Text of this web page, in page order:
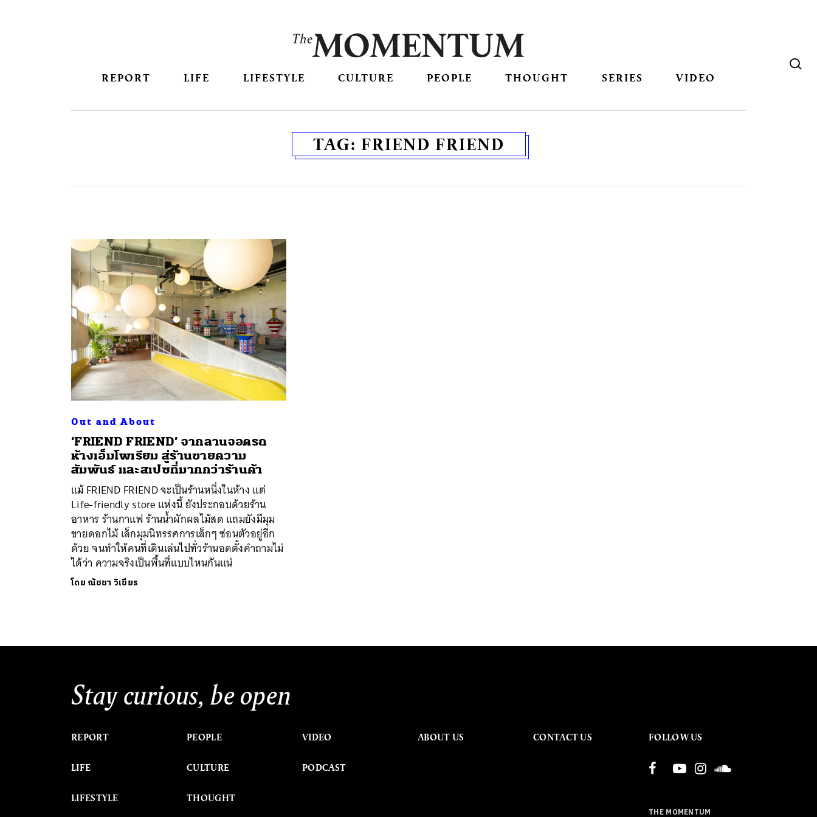
REPORT LIFE LIFESTYLE CULTURE PEOPLE THOUGHT SERIES VIDEO
TAG: FRIEND FRIEND
Out and About
‘FRIEND FRIEND’ จากลานจอดรถ
ห้างเอ็มโพเรียม สู่ร้านขายความ
สัมพันธ์ และสเปซที่มากกว่าร้านค้า
แม้ FRIEND FRIEND จะเป็นร้านหนึ่งในห้าง แต่
Life-friendly store แห่งนี้ ยังประกอบด้วยร้าน
อาหาร ร้านกาแฟ ร้านน้ำผักผลไม้สด แถมยังมีมุม
ขายดอกไม้ เล็กมุมนิทรรศการเล็กๆ ซ่อนตัวอยู่อีก
ด้วย จนทำให้คนที่เดินเล่นไปทั่วร้านอดตั้งคำถามไม่
ได้ว่า ความจริงเป็นพื้นที่แบบไหนกันแน่
โดย ณัชชา วิเชียร
Stay curious, be open
REPORT
LIFE
LIFESTYLE
PEOPLE
CULTURE
THOUGHT
VIDEO
PODCAST
ABOUT US CONTACT US FOLLOW US
THE MOMENTUM
ค้นหา